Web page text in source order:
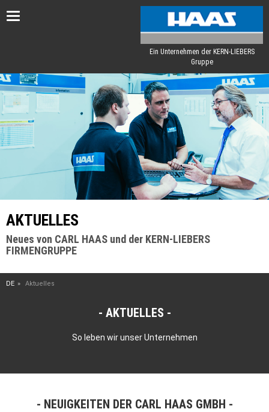
Toggle
Ein Unternehmen der KERN-LIEBERS
Gruppe
AKTUELLES
Neues von CARL HAAS und der KERN-LIEBERS
FIRMENGRUPPE
DE Aktuelles
AKTUELLES
So leben wir unser Unternehmen
NEUIGKEITEN DER CARL HAAS GMBH